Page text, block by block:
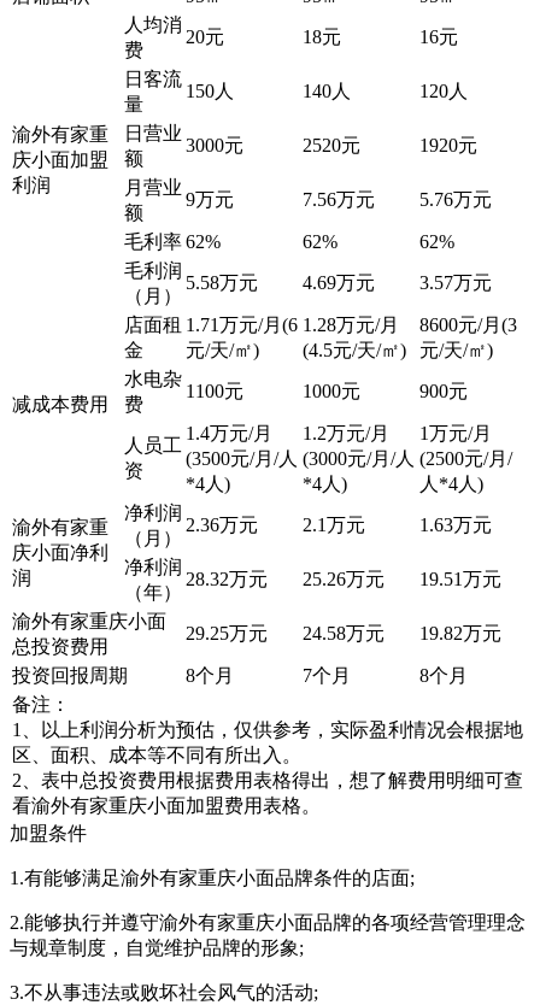
渝外有家重
庆小面加盟
利润
人均消
费
20元 18元 16元
日客流
量
150人 140人 120人
日营业
额
3000元 2520元 1920元
月营业
额
9万元 7.56万元 5.76万元
毛利率62% 62%
62%
毛利润
（月）
5.58万元 4.69万元 3.57万元
减成本费用
店面租
金
1.71万元/月(6
元/天/㎡)
1.28万元/月
(4.5元/天/㎡)
8600元/月(3
元/天/㎡)
水电杂
费
1100元 1000元 900元
人员工
资
1.4万元/月
(3500元/月/人
*4人)
1.2万元/月
(3000元/月/人
*4人)
1万元/月
(2500元/月/
人*4人)
渝外有家重
庆小面净利
润
净利润
（月）
2.36万元 2.1万元 1.63万元
净利润
（年）
28.32万元 25.26万元 19.51万元
渝外有家重庆小面
总投资费用
29.25万元 24.58万元 19.82万元
投资回报周期 8个月 7个月
8个月
备注：
1、以上利润分析为预估，仅供参考，实际盈利情况会根据地
区、面积、成本等不同有所出入。
2、表中总投资费用根据费用表格得出，想了解费用明细可查
看渝外有家重庆小面加盟费用表格。
加盟条件
1.有能够满足渝外有家重庆小面品牌条件的店面;
2.能够执行并遵守渝外有家重庆小面品牌的各项经营管理理念
与规章制度，自觉维护品牌的形象;
3.不从事违法或败坏社会风气的活动;